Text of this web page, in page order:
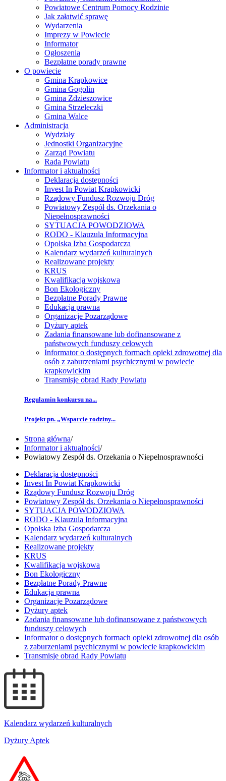
Powiatowe Centrum Pomocy Rodzinie
Jak załatwić sprawę
Wydarzenia
Imprezy w Powiecie
Informator
Ogłoszenia
Bezpłatne porady prawne
O powiecie
Gmina Krapkowice
Gmina Gogolin
Gmina Zdzieszowice
Gmina Strzeleczki
Gmina Walce
Administracja
Wydziały
Jednostki Organizacyjne
Zarząd Powiatu
Rada Powiatu
Informator i aktualności
Deklaracja dostępności
Invest In Powiat Krapkowicki
Rządowy Fundusz Rozwoju Dróg
Powiatowy Zespół ds. Orzekania o
Niepełnosprawności
SYTUACJA POWODZIOWA
RODO - Klauzula Informacyjna
Opolska Izba Gospodarcza
Kalendarz wydarzeń kulturalnych
Realizowane projekty
KRUS
Kwalifikacja wojskowa
Bon Ekologiczny
Bezpłatne Porady Prawne
Edukacja prawna
Organizacje Pozarządowe
Dyżury aptek
Zadania finansowane lub dofinansowane z
państwowych funduszy celowych
Informator o dostępnych formach opieki zdrowotnej dla
osób z zaburzeniami psychicznymi w powiecie
krapkowickim
Transmisje obrad Rady Powiatu
Regulamin konkursu na...
Projekt pn. „Wsparcie rodziny...
Strona główna/
Informator i aktualności/
Powiatowy Zespół ds. Orzekania o Niepełnosprawności
Deklaracja dostępności
Invest In Powiat Krapkowicki
Rządowy Fundusz Rozwoju Dróg
Powiatowy Zespół ds. Orzekania o Niepełnosprawności
SYTUACJA POWODZIOWA
RODO - Klauzula Informacyjna
Opolska Izba Gospodarcza
Kalendarz wydarzeń kulturalnych
Realizowane projekty
KRUS
Kwalifikacja wojskowa
Bon Ekologiczny
Bezpłatne Porady Prawne
Edukacja prawna
Organizacje Pozarządowe
Dyżury aptek
Zadania finansowane lub dofinansowane z państwowych
funduszy celowych
Informator o dostępnych formach opieki zdrowotnej dla osób
z zaburzeniami psychicznymi w powiecie krapkowickim
Transmisje obrad Rady Powiatu
Kalendarz wydarzeń kulturalnych
Dyżury Aptek